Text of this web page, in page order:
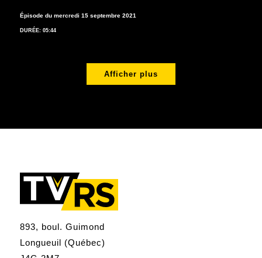
Épisode du mercredi 15 septembre 2021
DURÉE: 05:44
Afficher plus
893, boul. Guimond
Longueuil (Québec)